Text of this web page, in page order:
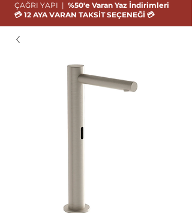
ÇAĞRI YAPI | %50'e Varan Yaz İndirimleri
💳 12 AYA VARAN TAKSİT SEÇENEĞİ 💳